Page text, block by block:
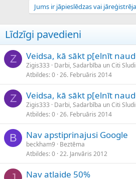
Jums ir jāpieslēdzas vai
Līdzīgi pavedieni
Z Veidsa, kā sākt p[elnīt
Zigis333
Darbi, Sadarbība un Citi
Atbildes 0 26. Februāris 2014
Z Veidsa, kā sākt p[elnīt
Zigis333
Darbi, Sadarbība un Citi
Atbildes 0 26. Februāris 2014
B Nav apstiprinajusi Google
beckham9
Beztēma
Atbildes 0 22. Janvāris 2012
Nav atlaide 50%